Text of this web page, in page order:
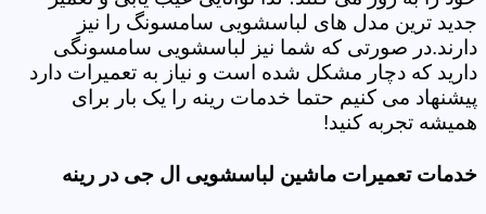
جدید ترین مدل های لباسشویی سامسونگ را نیز
دارند.در صورتی که شما نیز لباسشویی سامسونگی
دارید که دچار مشکل شده است و نیاز به تعمیرات دارد
پیشنهاد می کنیم حتما خدمات رینه را یک بار برای
همیشه تجربه کنید!
خدمات تعمیرات ماشین لباسشویی ال جی در رینه